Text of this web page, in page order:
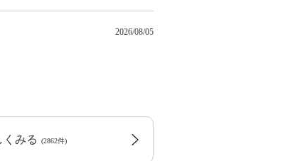
2026/08/05
くみる (2862件)